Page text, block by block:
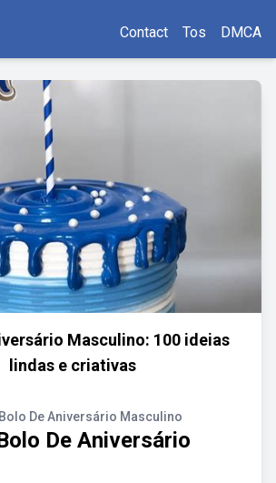
Contact Tos DMCA
Masculino: 100 ideias
lindas e criativas
Bolo De Aniversário Masculino
De Aniversário